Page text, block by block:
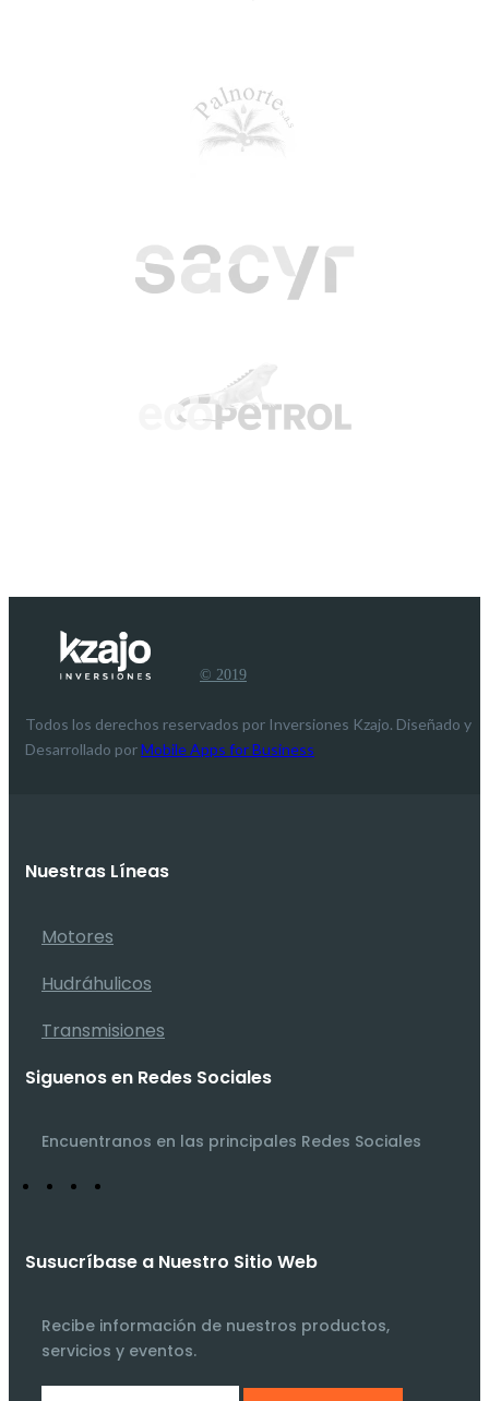
© 2019
Todos los derechos reservados por Inversiones Kzajo. Diseñado y
Desarrollado porMobile Apps for Business
Nuestras Líneas
Motores
Hudráhulicos
Transmisiones
Siguenos en Redes Sociales
Encuentranos en las principales Redes Sociales
Susucríbase a Nuestro Sitio Web
Recibe información de nuestros productos,
servicios y eventos.